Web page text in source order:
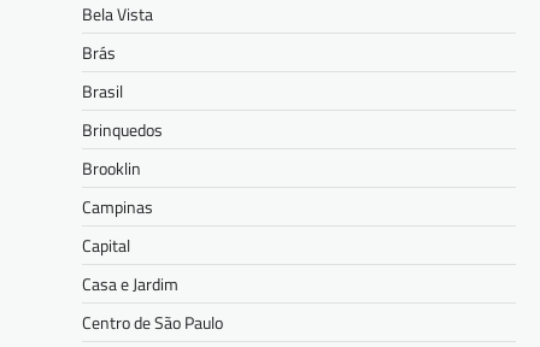
Bela Vista
Brás
Brasil
Brinquedos
Brooklin
Campinas
Capital
Casa e Jardim
Centro de São Paulo